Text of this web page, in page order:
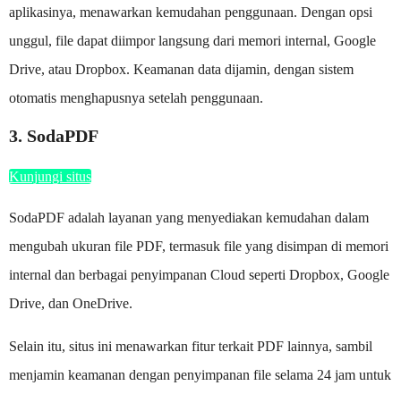
aplikasinya, menawarkan kemudahan penggunaan. Dengan opsi
unggul, file dapat diimpor langsung dari memori internal, Google
Drive, atau Dropbox. Keamanan data dijamin, dengan sistem
otomatis menghapusnya setelah penggunaan.
3. SodaPDF
Kunjungi situs
SodaPDF adalah layanan yang menyediakan kemudahan dalam
mengubah ukuran file PDF, termasuk file yang disimpan di memori
internal dan berbagai penyimpanan Cloud seperti Dropbox, Google
Drive, dan OneDrive.
Selain itu, situs ini menawarkan fitur terkait PDF lainnya, sambil
menjamin keamanan dengan penyimpanan file selama 24 jam untuk